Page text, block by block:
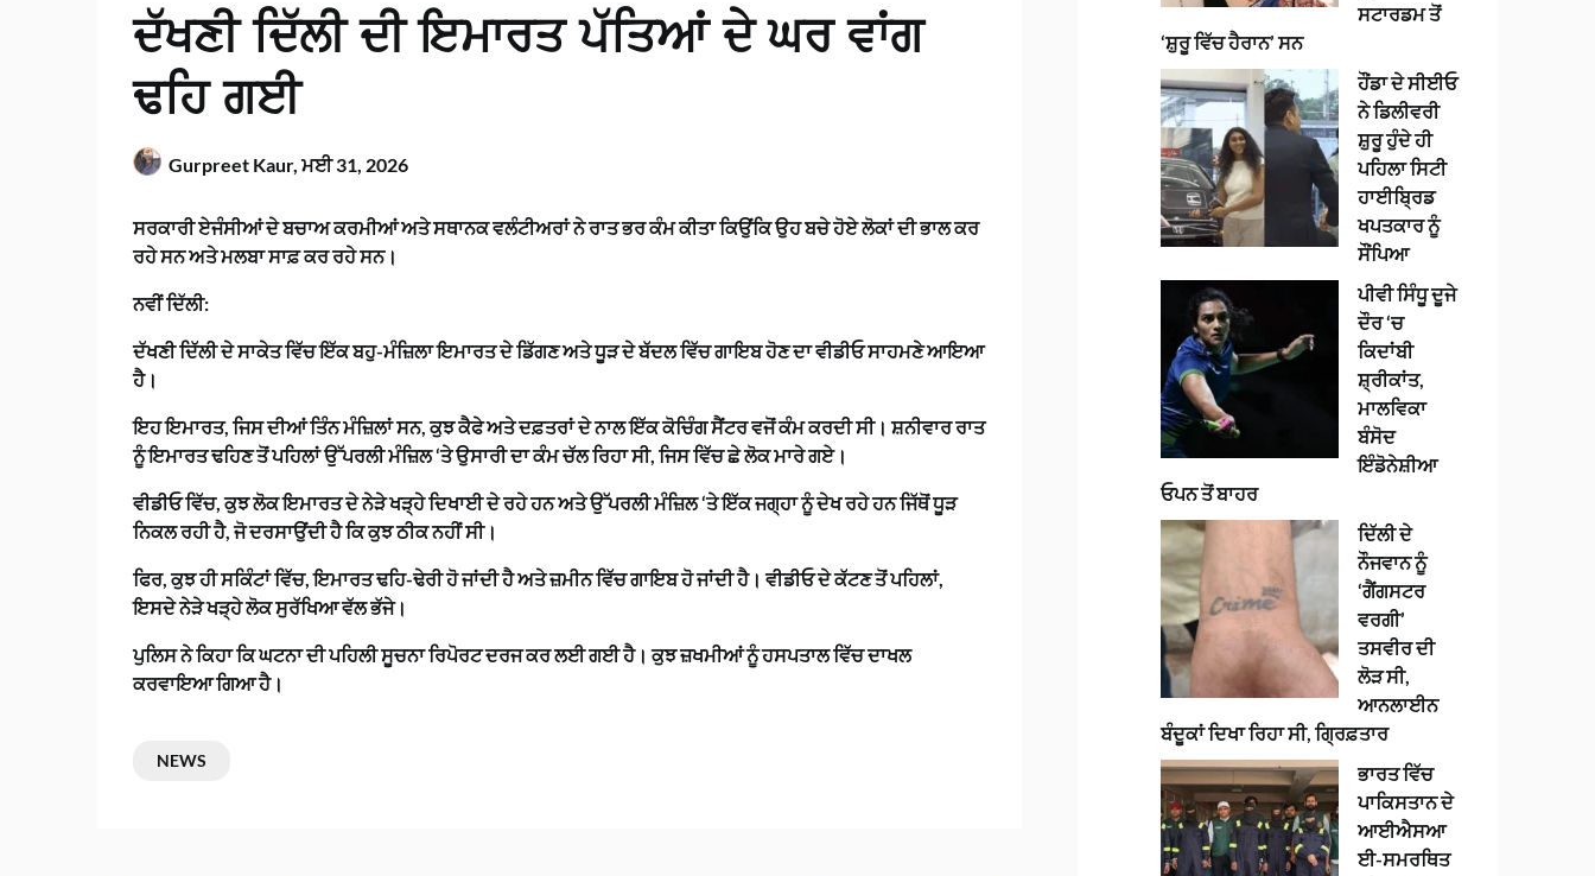
ਦੱਖਣੀ ਦਿੱਲੀ ਦੀ ਇਮਾਰਤ ਪੱਤਿਆਂ ਦੇ ਘਰ ਵਾਂਗ
ਢਹਿ ਗਈ
Gurpreet Kaur,ਮਈ 31, 2026
ਸਰਕਾਰੀ ਏਜੰਸੀਆਂ ਦੇ ਬਚਾਅ ਕਰਮੀਆਂ ਅਤੇ ਸਥਾਨਕ ਵਲੰਟੀਅਰਾਂ ਨੇ ਰਾਤ ਭਰ ਕੰਮ ਕੀਤਾ ਕਿਉਂਕਿ ਉਹ ਬਚੇ ਹੋਏ ਲੋਕਾਂ ਦੀ ਭਾਲ ਕਰ
ਰਹੇ ਸਨ ਅਤੇ ਮਲਬਾ ਸਾਫ਼ ਕਰ ਰਹੇ ਸਨ।
ਨਵੀਂ ਦਿੱਲੀ:
ਦੱਖਣੀ ਦਿੱਲੀ ਦੇ ਸਾਕੇਤ ਵਿੱਚ ਇੱਕ ਬਹੁ-ਮੰਜ਼ਿਲਾ ਇਮਾਰਤ ਦੇ ਡਿੱਗਣ ਅਤੇ ਧੂੜ ਦੇ ਬੱਦਲ ਵਿੱਚ ਗਾਇਬ ਹੋਣ ਦਾ ਵੀਡੀਓ ਸਾਹਮਣੇ ਆਇਆ
ਹੈ।
ਇਹ ਇਮਾਰਤ, ਜਿਸ ਦੀਆਂ ਤਿੰਨ ਮੰਜ਼ਿਲਾਂ ਸਨ, ਕੁਝ ਕੈਫੇ ਅਤੇ ਦਫ਼ਤਰਾਂ ਦੇ ਨਾਲ ਇੱਕ ਕੋਚਿੰਗ ਸੈਂਟਰ ਵਜੋਂ ਕੰਮ ਕਰਦੀ ਸੀ। ਸ਼ਨੀਵਾਰ ਰਾਤ
ਨੂੰ ਇਮਾਰਤ ਢਹਿਣ ਤੋਂ ਪਹਿਲਾਂ ਉੱਪਰਲੀ ਮੰਜ਼ਿਲ ‘ਤੇ ਉਸਾਰੀ ਦਾ ਕੰਮ ਚੱਲ ਰਿਹਾ ਸੀ, ਜਿਸ ਵਿੱਚ ਛੇ ਲੋਕ ਮਾਰੇ ਗਏ।
ਵੀਡੀਓ ਵਿੱਚ, ਕੁਝ ਲੋਕ ਇਮਾਰਤ ਦੇ ਨੇੜੇ ਖੜ੍ਹੇ ਦਿਖਾਈ ਦੇ ਰਹੇ ਹਨ ਅਤੇ ਉੱਪਰਲੀ ਮੰਜ਼ਿਲ ‘ਤੇ ਇੱਕ ਜਗ੍ਹਾ ਨੂੰ ਦੇਖ ਰਹੇ ਹਨ ਜਿੱਥੋਂ ਧੂੜ
ਨਿਕਲ ਰਹੀ ਹੈ, ਜੋ ਦਰਸਾਉਂਦੀ ਹੈ ਕਿ ਕੁਝ ਠੀਕ ਨਹੀਂ ਸੀ।
ਫਿਰ, ਕੁਝ ਹੀ ਸਕਿੰਟਾਂ ਵਿੱਚ, ਇਮਾਰਤ ਢਹਿ-ਢੇਰੀ ਹੋ ਜਾਂਦੀ ਹੈ ਅਤੇ ਜ਼ਮੀਨ ਵਿੱਚ ਗਾਇਬ ਹੋ ਜਾਂਦੀ ਹੈ। ਵੀਡੀਓ ਦੇ ਕੱਟਣ ਤੋਂ ਪਹਿਲਾਂ,
ਇਸਦੇ ਨੇੜੇ ਖੜ੍ਹੇ ਲੋਕ ਸੁਰੱਖਿਆ ਵੱਲ ਭੱਜੇ।
ਪੁਲਿਸ ਨੇ ਕਿਹਾ ਕਿ ਘਟਨਾ ਦੀ ਪਹਿਲੀ ਸੂਚਨਾ ਰਿਪੋਰਟ ਦਰਜ ਕਰ ਲਈ ਗਈ ਹੈ। ਕੁਝ ਜ਼ਖਮੀਆਂ ਨੂੰ ਹਸਪਤਾਲ ਵਿੱਚ ਦਾਖਲ
ਕਰਵਾਇਆ ਗਿਆ ਹੈ।
NEWS
ਸਟਾਰਡਮ ਤੋਂ
‘ਸ਼ੁਰੂ ਵਿੱਚ ਹੈਰਾਨ’ ਸਨ
ਹੌਂਡਾ ਦੇ ਸੀਈਓ
ਨੇ ਡਿਲੀਵਰੀ
ਸ਼ੁਰੂ ਹੁੰਦੇ ਹੀ
ਪਹਿਲਾ ਸਿਟੀ
ਹਾਈਬ੍ਰਿਡ
ਖਪਤਕਾਰ ਨੂੰ
ਸੌਂਪਿਆ
ਪੀਵੀ ਸਿੰਧੂ ਦੂਜੇ
ਦੌਰ ‘ਚ
ਕਿਦਾਂਬੀ
ਸ਼੍ਰੀਕਾਂਤ,
ਮਾਲਵਿਕਾ
ਬੰਸੋਦ
ਇੰਡੋਨੇਸ਼ੀਆ
ਓਪਨ ਤੋਂ ਬਾਹਰ
ਦਿੱਲੀ ਦੇ
ਨੌਜਵਾਨ ਨੂੰ
‘ਗੈਂਗਸਟਰ
ਵਰਗੀ’
ਤਸਵੀਰ ਦੀ
ਲੋੜ ਸੀ,
ਆਨਲਾਈਨ
ਬੰਦੂਕਾਂ ਦਿਖਾ ਰਿਹਾ ਸੀ, ਗ੍ਰਿਫ਼ਤਾਰ
ਭਾਰਤ ਵਿੱਚ
ਪਾਕਿਸਤਾਨ ਦੇ
ਆਈਐਸਆ
ਈ-ਸਮਰਥਿਤ